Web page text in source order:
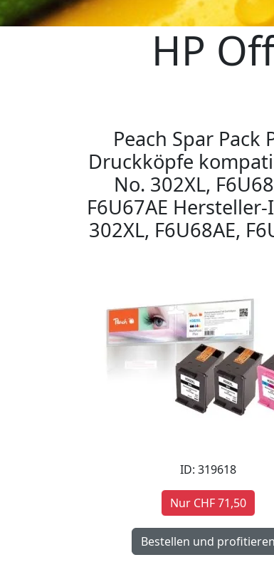
HP
Peach Spar Pack
Druckköpfe
No. 302XL,
F6U67AE
302XL, F6U68AE,
ID: 319618
Nur CHF 71,50